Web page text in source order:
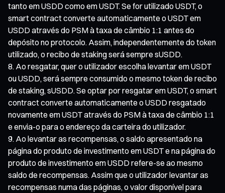
tanto em USDD como em USDT. Se for utilizado USDT, o
smart contract converte automaticamente o USDT em
USDD através do PSM à taxa de câmbio 1:1 antes do
depósito no protocolo. Assim, independentemente do token
utilizado, o recibo de staking será sempre sUSDD.
Ao resgatar, quer o utilizador escolha levantar em USDT
ou USDD, será sempre consumido o mesmo token de recibo
de staking, sUSDD. Se optar por resgatar em USDT, o smart
contract converte automaticamente o USDD resgatado
novamente em USDT através do PSM à taxa de câmbio 1:1
e envia-o para o endereço da carteira do utilizador.
Ao levantar as recompensas, o saldo apresentado na
página do produto de investimento em USDT e na página do
produto de investimento em USDD refere-se ao mesmo
saldo de recompensas. Assim que o utilizador levantar as
recompensas numa das páginas, o valor disponível para